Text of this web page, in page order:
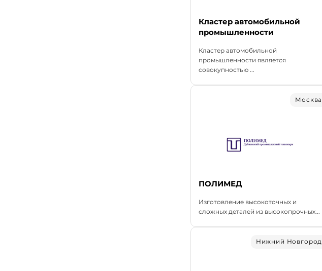
Кластер автомобильной
промышленности
Кластер автомобильной
промышленности является
совокупностью ...
Москва
ПОЛИМЕД
Изготовление высокоточных и
сложных деталей из высокопрочных...
Нижний Новгород